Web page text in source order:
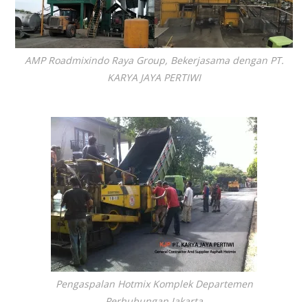
AMP Roadmixindo Raya Group, Bekerjasama dengan PT.
KARYA JAYA PERTIWI
Pengaspalan Hotmix Komplek Departemen